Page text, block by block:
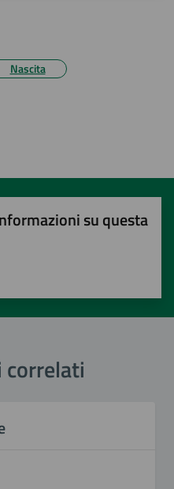
Nascita
su questa
su 5
5
correlati